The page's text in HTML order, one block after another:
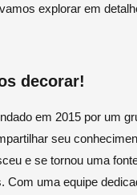
explorar em
decorar!
em 2015 por um
seu
e se tornou uma
Com uma equipe